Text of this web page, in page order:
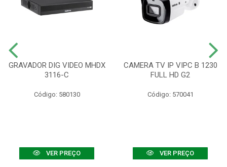
GRAVADOR DIG VIDEO MHDX
3116-C
Código: 580130
VER PREÇO
CAMERA TV IP VIPC B 1230
FULL HD G2
Código: 570041
VER PREÇO